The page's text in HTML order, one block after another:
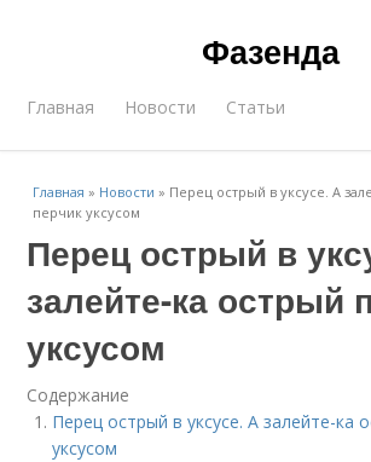
Фазенда
Главная Новости Статьи
Главная » Новости » Перец острый в уксусе. А
перчик уксусом
Перец острый в
залейте-ка острый
уксусом
Содержание
Перец острый в уксусе. А залейте-ка
уксусом